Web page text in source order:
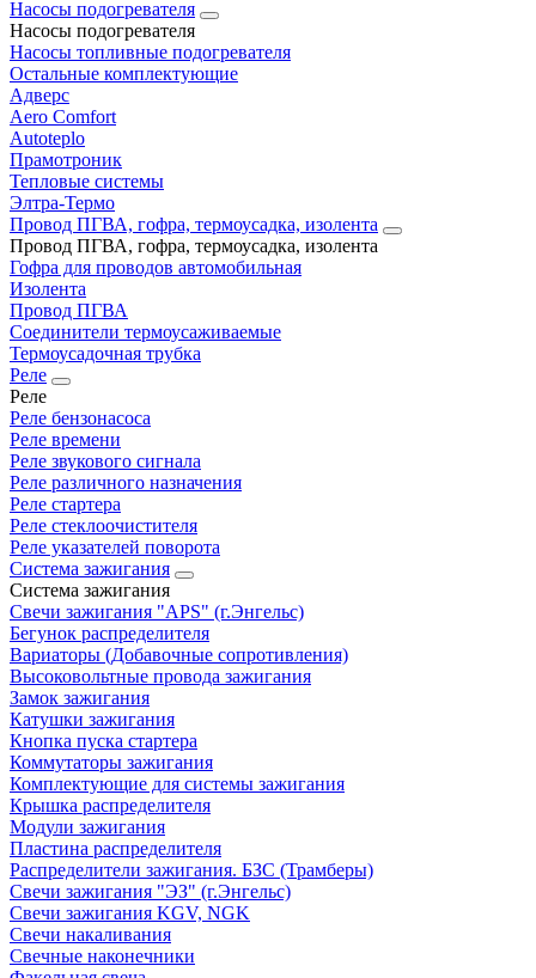
Насосы подогревателя
Насосы подогревателя
Насосы топливные подогревателя
Остальные комплектующие
Адверс
Aero Comfort
Autoteplo
Прамотроник
Тепловые системы
Элтра-Термо
Провод ПГВА, гофра, термоусадка, изолента
Провод ПГВА, гофра, термоусадка, изолента
Гофра для проводов автомобильная
Изолента
Провод ПГВА
Соединители термоусаживаемые
Термоусадочная трубка
Реле
Реле
Реле бензонасоса
Реле времени
Реле звукового сигнала
Реле различного назначения
Реле стартера
Реле стеклоочистителя
Реле указателей поворота
Система зажигания
Система зажигания
Свечи зажигания "APS" (г.Энгельс)
Бегунок распределителя
Вариаторы (Добавочные сопротивления)
Высоковольтные провода зажигания
Замок зажигания
Катушки зажигания
Кнопка пуска стартера
Коммутаторы зажигания
Комплектующие для системы зажигания
Крышка распределителя
Модули зажигания
Пластина распределителя
Распределители зажигания. БЗС (Трамберы)
Свечи зажигания "ЭЗ" (г.Энгельс)
Свечи зажигания KGV, NGK
Свечи накаливания
Свечные наконечники